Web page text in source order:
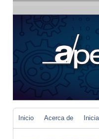
Inicio Acerca de